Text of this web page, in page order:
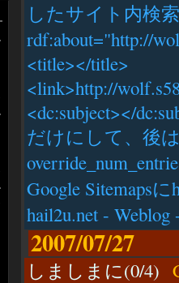
したサイト内検
rdf:about="http://
<title></title>
<link>http://
<dc:subject></
だけにして、後
Google Sitemaps
hail2u.net -
2007/07/27
しましまに(0/4)